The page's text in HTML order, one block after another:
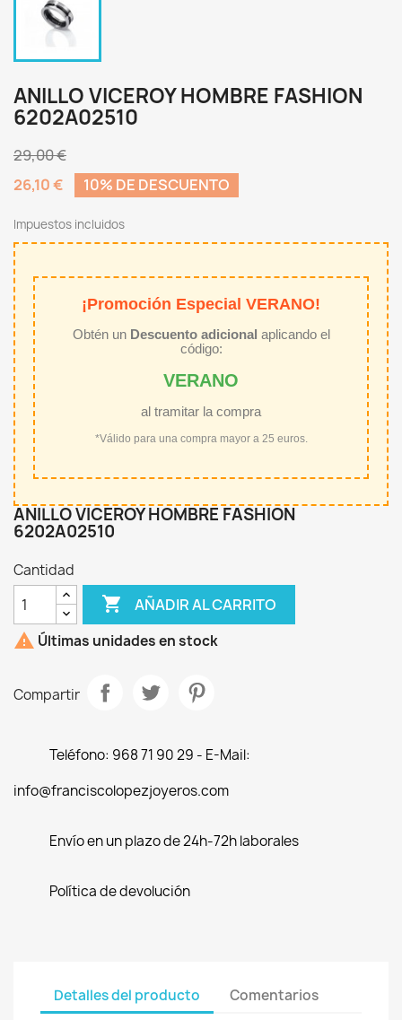
ANILLO VICEROY HOMBRE FASHION
6202A02510
29,00 €
26,10 €
10% DE DESCUENTO
Impuestos incluidos
¡Promoción Especial VERANO!
Obtén un Descuento adicional aplicando el
código:
VERANO
al tramitar la compra
*Válido para una compra mayor a 25 euros.
ANILLO VICEROY HOMBRE FASHION
6202A02510
Cantidad
 AÑADIR AL CARRITO
 Últimas unidades en stock
Compartir
Teléfono: 968 71 90 29 - E-Mail:
info@franciscolopezjoyeros.com
Envío en un plazo de 24h-72h laborales
Política de devolución
Detalles del producto Comentarios